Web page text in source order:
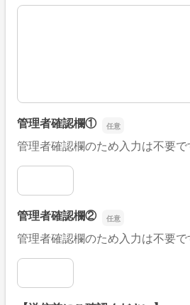
■そのほか、病院なびの改善すべ
管理者確認欄①
管理者確認欄のため入力は不要で
管理者確認欄①
管理者確認欄②
管理者確認欄のため入力は不要で
管理者確認欄②